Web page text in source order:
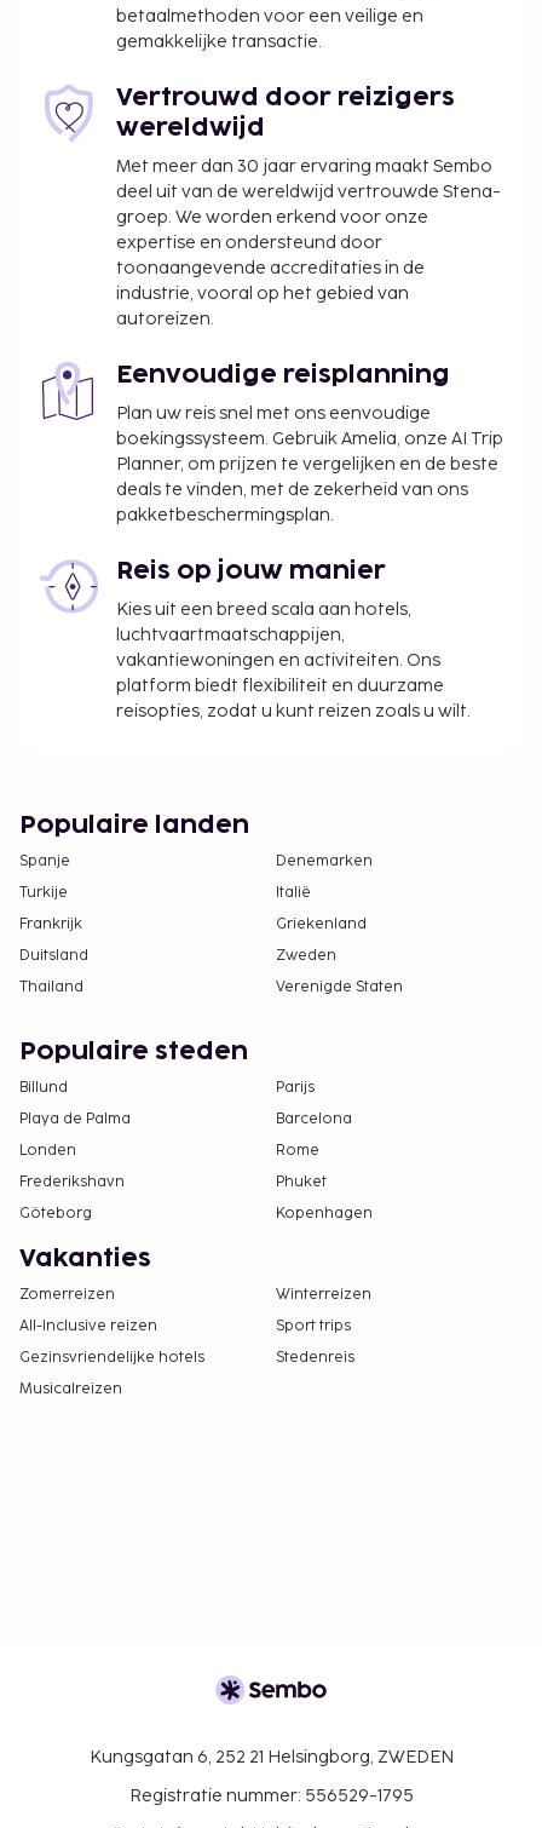
betaalmethoden voor een veilige en
gemakkelijke transactie.
Vertrouwd door reizigers
wereldwijd
Met meer dan 30 jaar ervaring maakt Sembo
deel uit van de wereldwijd vertrouwde Stena-
groep. We worden erkend voor onze
expertise en ondersteund door
toonaangevende accreditaties in de
industrie, vooral op het gebied van
autoreizen.
Eenvoudige reisplanning
Plan uw reis snel met ons eenvoudige
boekingssysteem. Gebruik Amelia, onze AI Trip
Planner, om prijzen te vergelijken en de beste
deals te vinden, met de zekerheid van ons
pakketbeschermingsplan.
Reis op jouw manier
Kies uit een breed scala aan hotels,
luchtvaartmaatschappijen,
vakantiewoningen en activiteiten. Ons
platform biedt flexibiliteit en duurzame
reisopties, zodat u kunt reizen zoals u wilt.
Populaire landen
Spanje
Denemarken
Turkije
Italië
Frankrijk
Griekenland
Duitsland
Zweden
Thailand
Verenigde Staten
Populaire steden
Billund
Parijs
Playa de Palma
Barcelona
Londen
Rome
Frederikshavn
Phuket
Göteborg
Kopenhagen
Vakanties
Zomerreizen
Winterreizen
All-Inclusive reizen
Sport trips
Gezinsvriendelijke hotels
Stedenreis
Musicalreizen
Kungsgatan 6, 252 21 Helsingborg, ZWEDEN
Registratie nummer: 556529-1795